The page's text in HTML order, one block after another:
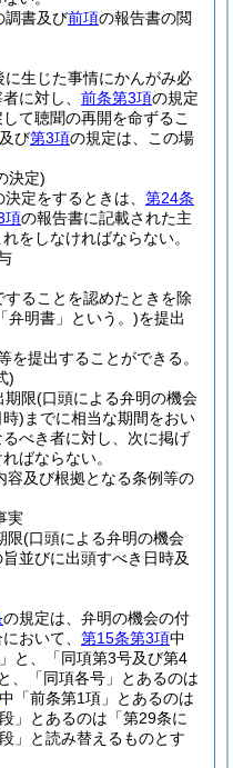
調書及び前項の報告書の閲
生じた事情にかんがみ必
に対し、 前条第3項の規定
て聴聞の再開を命ずるこ
及び第3項の規定は、この場
決定)
定をするときは、 第24条
項の報告書に記載された主
をしなければならない。
ることを認めたときを除
弁明書」という。)を提出
を提出することができる。
)
期限(口頭による弁明の機会
) までに相当な期間をおい
べき者に対し、次に掲げ
ばならない。
容及び根拠となる条例等の
実
限(口頭による弁明の機会
並びに出頭すべき日時及
の規定は、弁明の機会の付
おいて、 第15条第3項中
と、「同項第3号及び第4
、「同項各号」とあるのは
中「前条第1項」とあるのは
」とあるのは「第29条に
」と読み替えるものとす